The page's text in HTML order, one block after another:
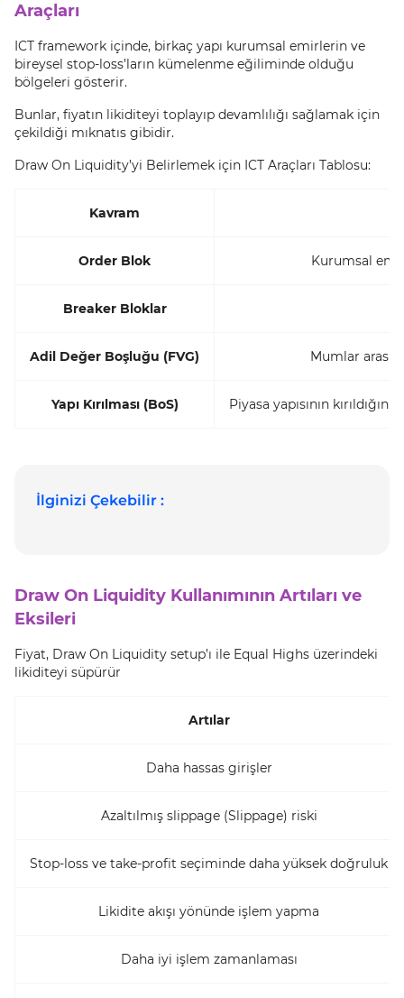
Araçları
ICT framework içinde, birkaç yapı kurumsal emirlerin ve
bireysel stop-loss’ların kümelenme eğiliminde olduğu
bölgeleri gösterir.
Bunlar, fiyatın likiditeyi toplayıp devamlılığı sağlamak için
çekildiği mıknatıs gibidir.
Draw On Liquidity’yi Belirlemek için ICT Araçları Tablosu:
Kavram
Order Blok Kurumsal
Breaker Bloklar
Adil Değer Boşluğu (FVG) Mumlar
Yapı Kırılması (BoS) Piyasa yapısının
İlginizi Çekebilir :
Draw On Liquidity Kullanımının Artıları ve
Eksileri
Fiyat, Draw On Liquidity setup’ı ile Equal Highs üzerindeki
likiditeyi süpürür
Artılar
Daha hassas girişler
Azaltılmış slippage (Slippage) riski
Stop-loss ve take-profit seçiminde daha yüksek doğruluk
Likidite akışı yönünde işlem yapma
Daha iyi işlem zamanlaması